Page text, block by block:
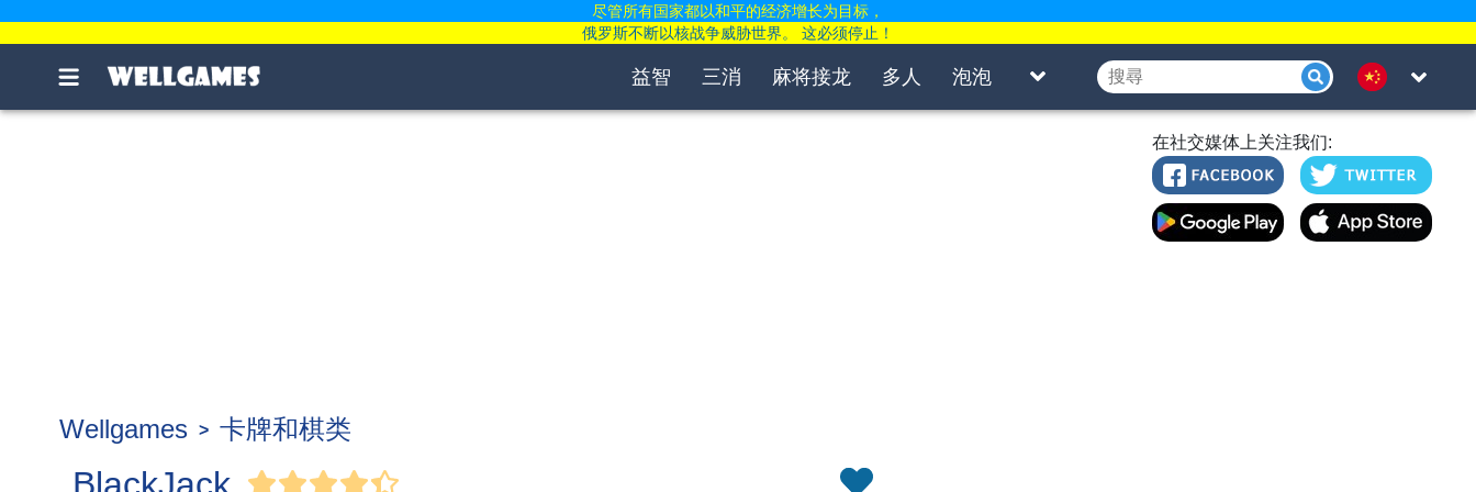
益智 三消 麻将接龙 多人 泡泡
在社交媒体上关注我们:
Wellgames 卡牌和棋类
尽管所有国家都以和平的经济增长为目标，
俄罗斯不断以核战争威胁世界。 这必须停止！